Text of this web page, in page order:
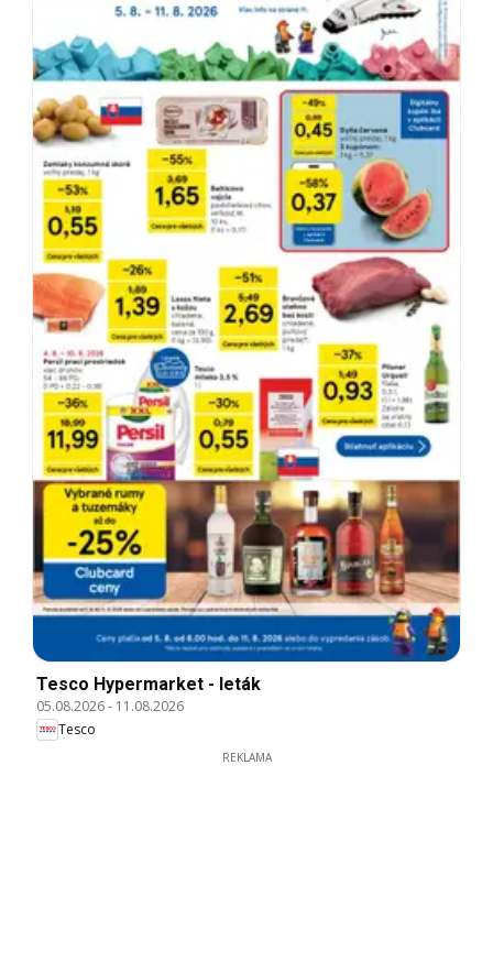
Tesco Hypermarket - leták
05.08.2026- 11.08.2026
Tesco
REKLAMA